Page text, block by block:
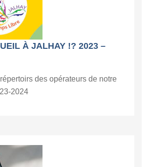
À JALHAY !? 2023 –
des opérateurs de notre
2024